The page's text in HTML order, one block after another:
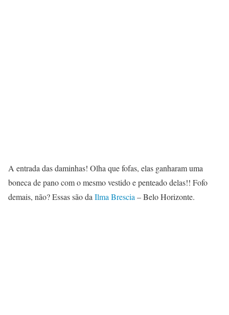
A entrada das daminhas! Olha que fofas, elas ganharam uma
boneca de pano com o mesmo vestido e penteado delas!! Fofo
demais, não? Essas são da Ilma Brescia – Belo Horizonte.